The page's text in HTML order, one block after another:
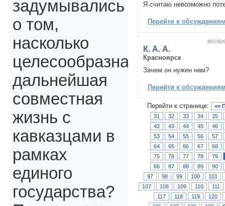
Я считаю невозможно
Перейти к
К. А. А.
Красноярск
Зачем он нужен нам?
Перейти к
Перейти к странице:
<<
31
32 33 34
35
42
43 44 45
46
53
54 55 56
57
64
65 66 67
68
75
76 77 78
79
86
87 88 89
90
97
98 99 100
101
107
108 109 110
111
117
118 119
120
задумывались
о том,
насколько
целесообразна
дальнейшая
совместная
жизнь с
кавказцами в
рамках
единого
государства?